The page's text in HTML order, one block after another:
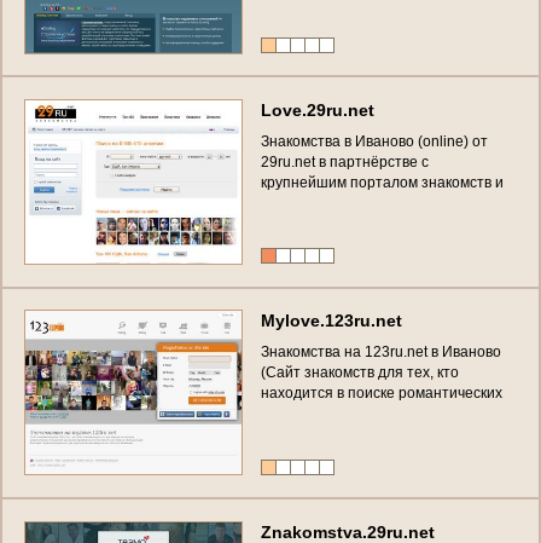
Love.29ru.net
Знакомства в Иваново (on ine) от
29ru.net в партнёрстве с
крупнейшим порталом знакомств и
Mylove.123ru.net
Знакомства на 123ru.net в Иваново
(Сайт знакомств для тех, кто
находится в поиске романтических
Зарегистри
несколько минут на вас обратят
Znakomstva.29ru.net